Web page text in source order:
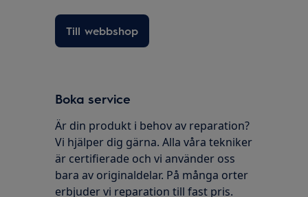
Till webbshop
Boka service
Är din produkt i behov av reparation?
Vi hjälper dig gärna. Alla våra tekniker
är certifierade och vi använder oss
bara av originaldelar. På många orter
erbjuder vi reparation till fast pris.